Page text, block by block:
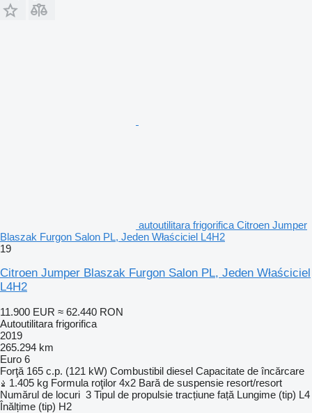
autoutilitara frigorifica Citroen Jumper
Blaszak Furgon Salon PL, Jeden Właściciel L4H2
19
Citroen Jumper Blaszak Furgon Salon PL, Jeden Właściciel
L4H2
11.900 EUR ≈ 62.440 RON
Autoutilitara frigorifica
2019
265.294 km
Euro 6
Forţă 165 c.p. (121 kW) Combustibil diesel Capacitate de încărcare
1.405 kg Formula roţilor 4x2 Bară de suspensie resort/resort
Numărul de locuri 3 Tipul de propulsie tracțiune față Lungime (tip) L4
Înălțime (tip) H2